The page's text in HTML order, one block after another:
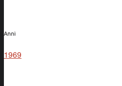
Anni
1969